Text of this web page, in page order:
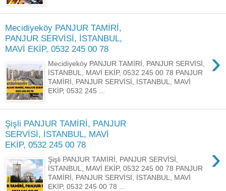
Mecidiyeköy PANJUR TAMİRİ,
PANJUR SERVİSİ, İSTANBUL,
MAVİ EKİP, 0532 245 00 78
›
Mecidiyeköy PANJUR TAMİRİ, PANJUR SERVİSİ,
İSTANBUL, MAVİ EKİP, 0532 245 00 78 PANJUR
TAMİRİ, PANJUR SERVİSİ, İSTANBUL, MAVİ
EKİP, 0532 245 ...
Şişli PANJUR TAMİRİ, PANJUR
SERVİSİ, İSTANBUL, MAVİ
EKİP, 0532 245 00 78
›
Şişli PANJUR TAMİRİ, PANJUR SERVİSİ,
İSTANBUL, MAVİ EKİP, 0532 245 00 78 PANJUR
TAMİRİ, PANJUR SERVİSİ, İSTANBUL, MAVİ
EKİP, 0532 245 00 78 ...